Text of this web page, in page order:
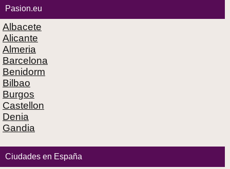
Pasion.eu
Albacete
Alicante
Almeria
Barcelona
Benidorm
Bilbao
Burgos
Castellon
Denia
Gandia
Ciudades en España